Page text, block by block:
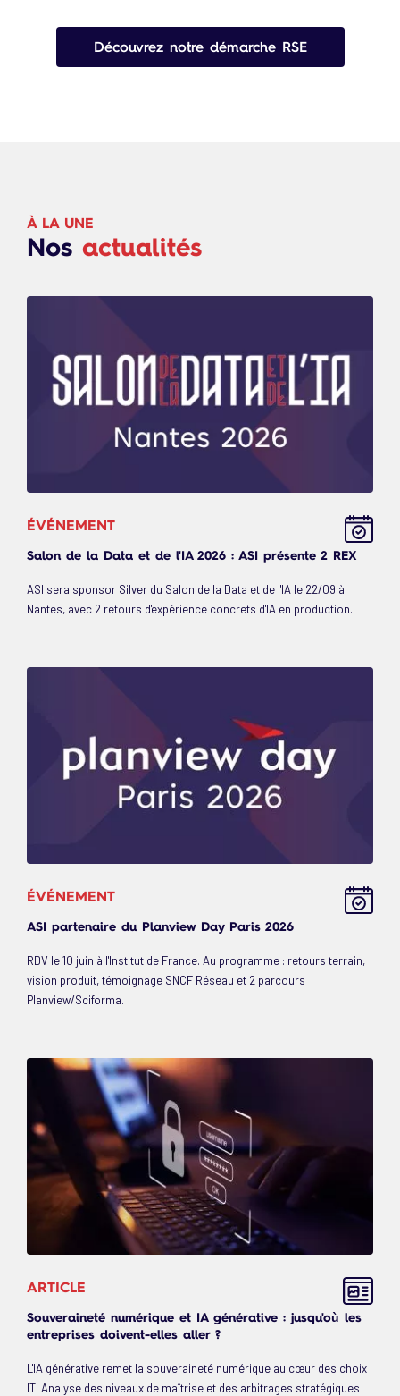
Découvrez notre démarche RSE
À LA UNE
Nos actualités
ÉVÉNEMENT
Salon de la Data et de l'IA 2026 : ASI présente 2 REX
ASI sera sponsor Silver du Salon de la Data et de l'IA le 22/09 à
Nantes, avec 2 retours d'expérience concrets d'IA en production.
ÉVÉNEMENT
ASI partenaire du Planview Day Paris 2026
RDV le 10 juin à l'Institut de France. Au programme : retours terrain,
vision produit, témoignage SNCF Réseau et 2 parcours
Planview/Sciforma.
ARTICLE
Souveraineté numérique et IA générative : jusqu'où les
entreprises doivent-elles aller ?
L'IA générative remet la souveraineté numérique au cœur des choix
IT. Analyse des niveaux de maîtrise et des arbitrages stratégiques